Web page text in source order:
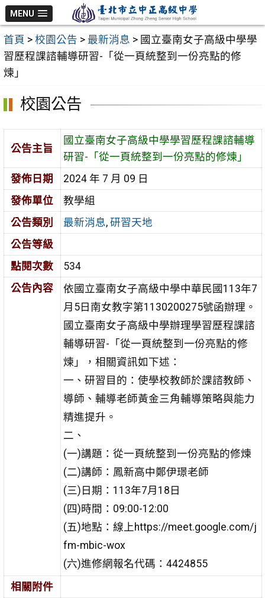
跳
至
主
要
內
MENU
首頁 > 校園公告 > 最新消息 > 國立臺南女子高級中學學
習歷程課諮輔導研習-「從一頁統整到一份亮點的修
煉」
校園公告
公告主旨
國立臺南女子高級中學學習歷程課諮輔導
研習-「從一頁統整到一份亮點的修煉」
發佈日期
2024 年 7 月 09 日
發佈單位
教學組
公告類別
最新消息, 研習天地
公告等級
點閱次數
534
公告內容
依國立臺南女子高級中學中華民國113年7
月5日南女教字第1130200275號函辦理。
國立臺南女子高級中學辦理學習歷程課諮
輔導研習-「從一頁統整到一份亮點的修
煉」，相關資訊如下述：
一、研習目的：使學校教師於課諮教師、
導師、輔導老師黃金三角輔導策略與能力
精進提升。
二、
(一)講題：從一頁統整到一份亮點的修煉
(二)講師：鳳新高中鄭伊璟老師
(三)日期：113年7月18日
(四)時間：09:00-12:00
(五)地點：線上https://meet.google.com/j
fm-mbic-wox
(六)進修網報名代碼：4424855
相關附件